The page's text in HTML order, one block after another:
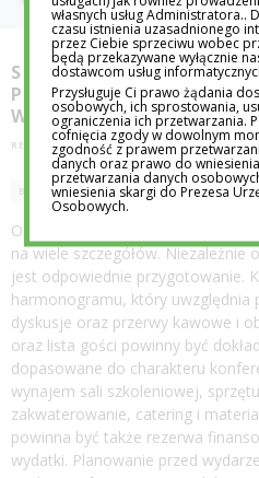
SALE SZKOLENIOWE
PRZEWODNIK PO
WYDARZENIA
REDAKCJA EDUTORIAL.PL 23 SIE 2024
BEZ KATEGORII
Organizacja szkolenia w
na wiele szczegółów. Niezależnie
jest odpowiednie przygotowanie.
harmonogramu, który uwzględnia
dyskusje oraz przerwy kawowe i
oraz lista gości powinny być
dopasowane do charakteru
wynajem sali szkoleniowej,
zakwaterowanie, catering i
powinna być także rezerwa
wydatki. Planowanie przed
własnych usług Administratora..
czasu istnienia uzasadnionego
przez Ciebie sprzeciwu wobec
będą przekazywane wyłącznie
dostawcom usług
Przysługuje Ci prawo żądania
osobowych, ich sprostowania,
ograniczenia ich przetwarzania.
cofnięcia zgody w dowolnym
zgodność z prawem
danych oraz prawo do
przetwarzania danych
wniesienia skargi do Prezesa
Osobowych.